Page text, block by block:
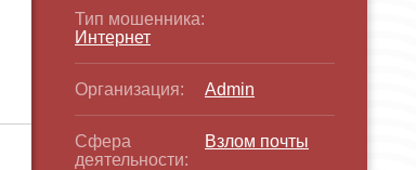
Тип мошенника:
Интернет
Организация: Admin
Сфера
деятельности:
Взлом почты